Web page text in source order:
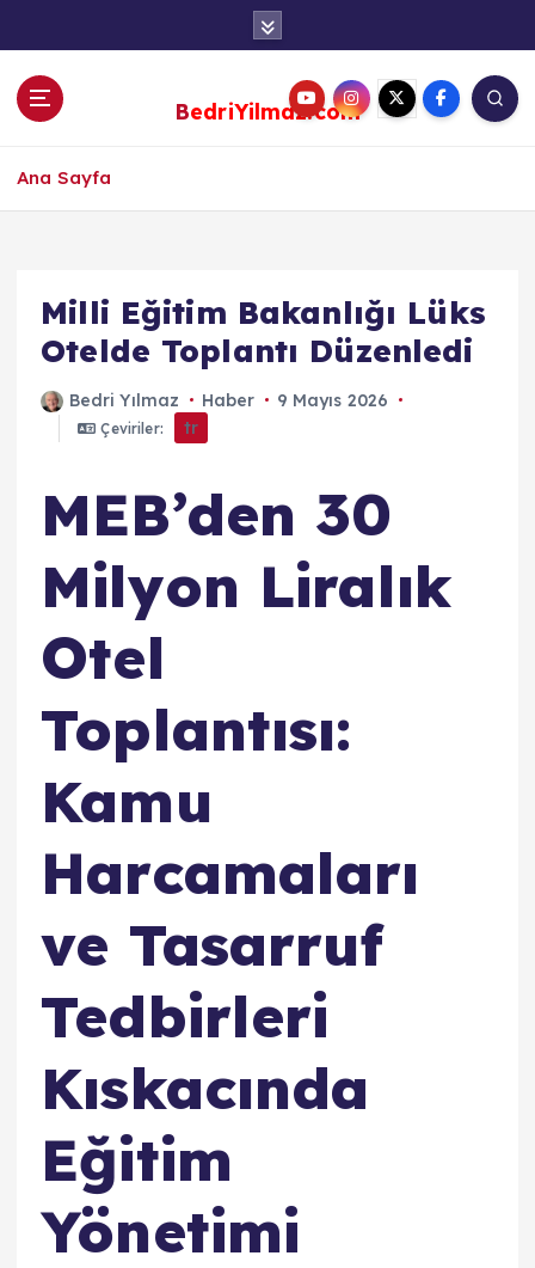
BedriYilmaz.com
Ana Sayfa
Milli Eğitim Bakanlığı Lüks
Otelde Toplantı Düzenledi
Bedri Yılmaz Haber 9 Mayıs 2026
Çeviriler: tr
MEB’den 30
Milyon Liralık
Otel
Toplantısı:
Kamu
Harcamaları
ve Tasarruf
Tedbirleri
Kıskacında
Eğitim
Yönetimi